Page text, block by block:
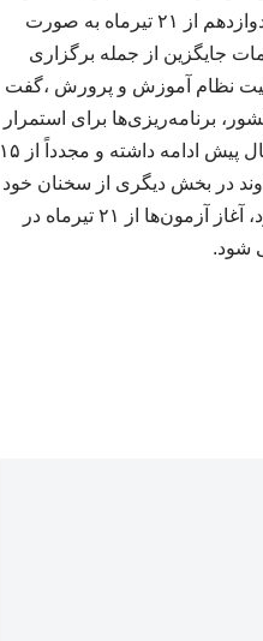
شرایط ایمنی در سراسر کشور اجرا خواهد شد. وی افزود: امتحانات پایه‌های یازدهم و دوازدهم از ۲۱ تیرماه به صورت
جایگزین از جمله برگزاری
نظام آموزش و پرورش ،گفت
برنامه‌ریزی‌ها برای استمرار
فرآیند ارزشیابی انجام شده است. وی خاطرنشان کرد: آموزش‌های مجازی تا ۲۸ اسفند سال پیش ادامه داشته و مجدداً از ۱۵
در بخش دیگری از سخنان خود
گفت: پیشنهاد اولیه برای آغاز امتحانات، دوم خردادماه بوده اما با توجه به شرایط موجود، آغاز آزمون‌ها از ۲۱ تیرماه در
شود.